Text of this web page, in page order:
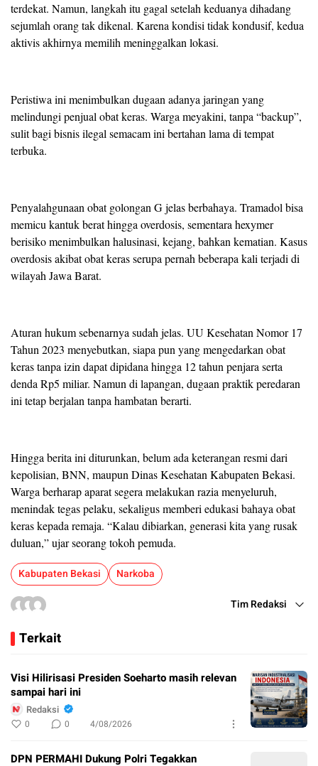
terdekat. Namun, langkah itu gagal setelah keduanya dihadang
sejumlah orang tak dikenal. Karena kondisi tidak kondusif, kedua
aktivis akhirnya memilih meninggalkan lokasi.
Peristiwa ini menimbulkan dugaan adanya jaringan yang
melindungi penjual obat keras. Warga meyakini, tanpa “backup”,
sulit bagi bisnis ilegal semacam ini bertahan lama di tempat
terbuka.
Penyalahgunaan obat golongan G jelas berbahaya. Tramadol bisa
memicu kantuk berat hingga overdosis, sementara hexymer
berisiko menimbulkan halusinasi, kejang, bahkan kematian. Kasus
overdosis akibat obat keras serupa pernah beberapa kali terjadi di
wilayah Jawa Barat.
Aturan hukum sebenarnya sudah jelas. UU Kesehatan Nomor 17
Tahun 2023 menyebutkan, siapa pun yang mengedarkan obat
keras tanpa izin dapat dipidana hingga 12 tahun penjara serta
denda Rp5 miliar. Namun di lapangan, dugaan praktik peredaran
ini tetap berjalan tanpa hambatan berarti.
Hingga berita ini diturunkan, belum ada keterangan resmi dari
kepolisian, BNN, maupun Dinas Kesehatan Kabupaten Bekasi.
Warga berharap aparat segera melakukan razia menyeluruh,
menindak tegas pelaku, sekaligus memberi edukasi bahaya obat
keras kepada remaja. “Kalau dibiarkan, generasi kita yang rusak
duluan,” ujar seorang tokoh pemuda.
Kabupaten Bekasi Narkoba
Tim Redaksi
Terkait
Visi Hilirisasi Presiden Soeharto masih relevan
sampai hari ini
Redaksi
0 0 4/08/2026
DPN PERMAHI Dukung Polri Tegakkan